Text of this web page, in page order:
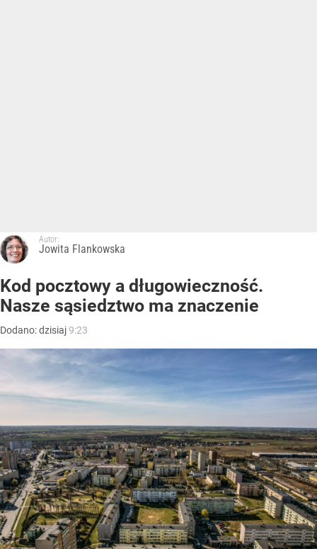
Autor:
Jowita Flankowska
Kod pocztowy a długowieczność.
Nasze sąsiedztwo ma znaczenie
Dodano:dzisiaj9:23